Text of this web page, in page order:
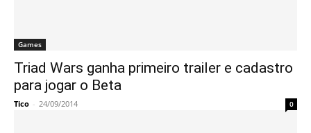
Games
Triad Wars ganha primeiro trailer e cadastro
para jogar o Beta
Tico - 24/09/2014 0